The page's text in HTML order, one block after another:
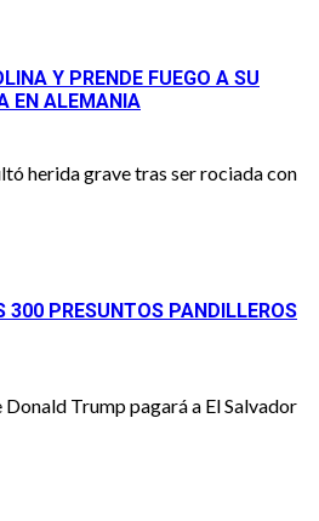
Y PRENDE FUEGO A SU
EN ALEMANIA
herida grave tras ser rociada con
300 PRESUNTOS PANDILLEROS
Trump pagará a El Salvador